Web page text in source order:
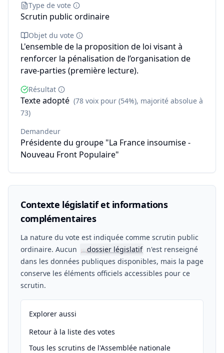
Type de vote
Scrutin public ordinaire
Objet du vote
L'ensemble de la proposition de loi visant à
renforcer la pénalisation de l’organisation de
rave-parties (première lecture).
Résultat
Texte adopté (78 voix pour (54%), majorité absolue à
73)
Demandeur
Présidente du groupe "La France insoumise -
Nouveau Front Populaire"
Contexte législatif et informations
complémentaires
La nature du vote est indiquée comme scrutin public
ordinaire. Aucun
📖dossier législatif n'est renseigné
dans les données publiques disponibles, mais la page
conserve les éléments officiels accessibles pour ce
scrutin.
Explorer aussi
Retour à la liste des votes
Tous les scrutins de l'Assemblée nationale